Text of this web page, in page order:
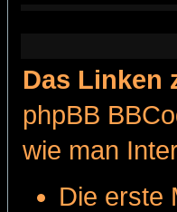
Das Linken
phpBB
wie man
Die erste